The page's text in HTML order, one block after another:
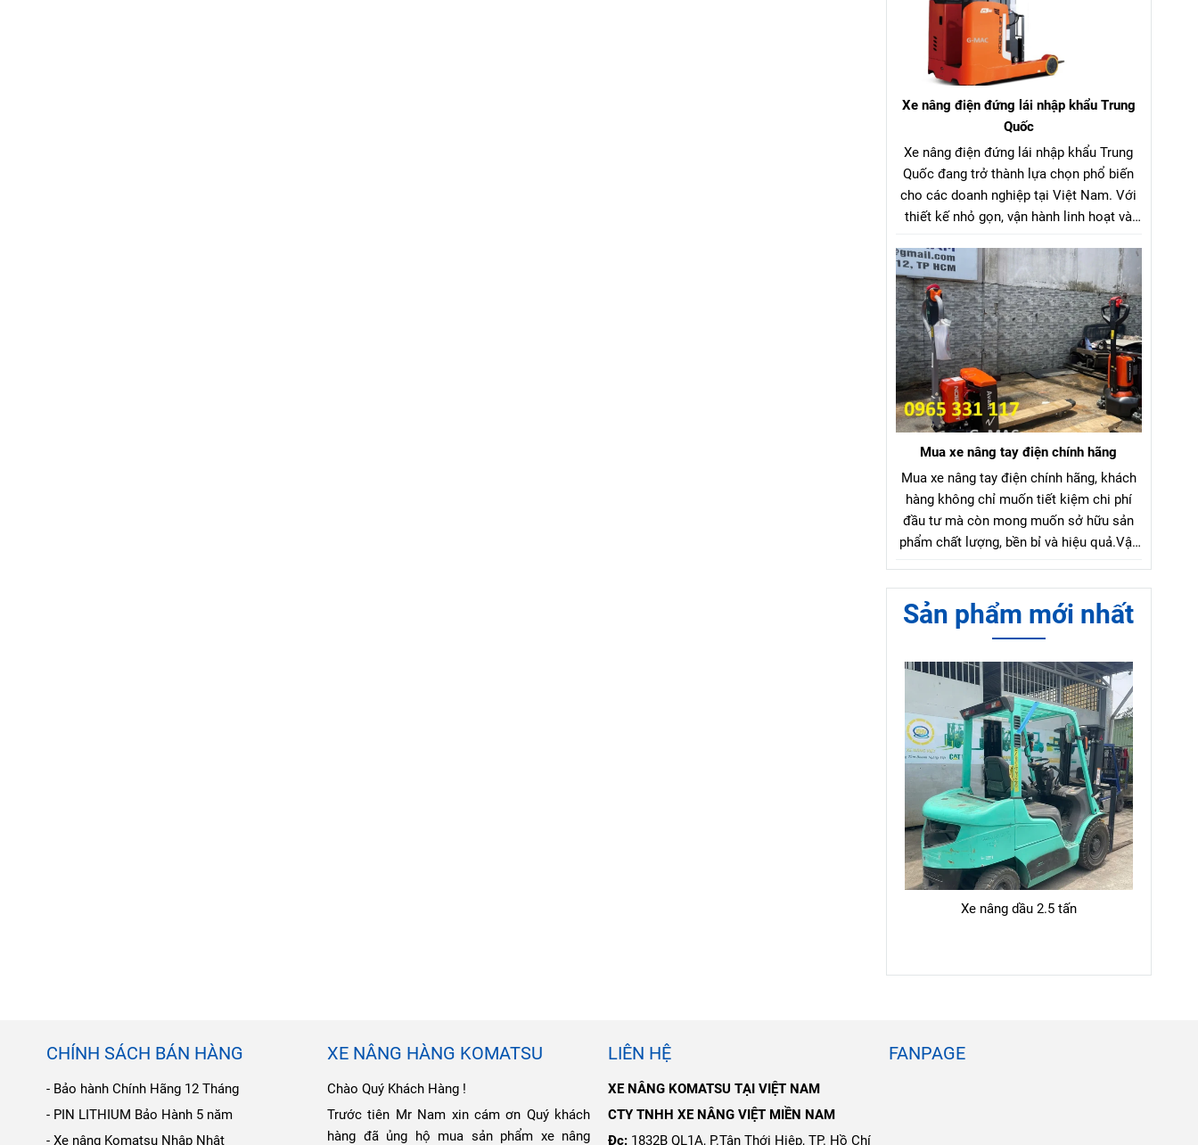
Xe nâng điện đứng lái nhập khẩu Trung
Quốc
Xe nâng điện đứng lái nhập khẩu Trung
Quốc đang trở thành lựa chọn phổ biến
cho các doanh nghiệp tại Việt Nam. Với
thiết kế nhỏ gọn, vận hành linh hoạt và
lái nhập khẩu Trung Quốc này mang đến
hiệu quả tối ưu trong việc xếp dỡ, nâng
hạ hàng hóa tại kho xưởng, siêu thị, nhà
máy và trung tâm logistics.
Mua xe nâng tay điện chính hãng
Mua xe nâng tay điện chính hãng, khách
hàng không chỉ muốn tiết kiệm chi phí
đầu tư mà còn mong muốn sở hữu sản
phẩm chất lượng, bền bỉ và hiệu quả.Vậy
chính hãng với mức giá hợp lý?
Sản phẩm mới nhất
Xe nâng dầu 2.5 tấn
CHÍNH SÁCH BÁN HÀNG
- Bảo hành Chính Hãng 12 Tháng
- PIN LITHIUM Bảo Hành 5 năm
- Xe nâng Komatsu Nhập Nhật
XE NÂNG HÀNG KOMATSU
Chào Quý Khách Hàng !
Trước tiên Mr Nam xin cám ơn Quý khách
hàng đã ủng hộ mua sản phẩm xe nâng
LIÊN HỆ
XE NÂNG KOMATSU TẠI VIỆT NAM
CTY TNHH XE NÂNG VIỆT MIỀN NAM
Đc: 1832B QL1A, P.Tân Thới Hiệp, TP. Hồ Chí
FANPAGE